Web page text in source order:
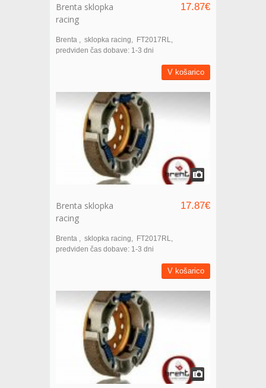
Brenta sklopka
racing
17.87€
Brenta sklopka racing
FT2017RL
predviden čas dobave: 1-3 dni
V košarico
Brenta sklopka
racing
17.87€
Brenta sklopka racing
FT2017RL
predviden čas dobave: 1-3 dni
V košarico